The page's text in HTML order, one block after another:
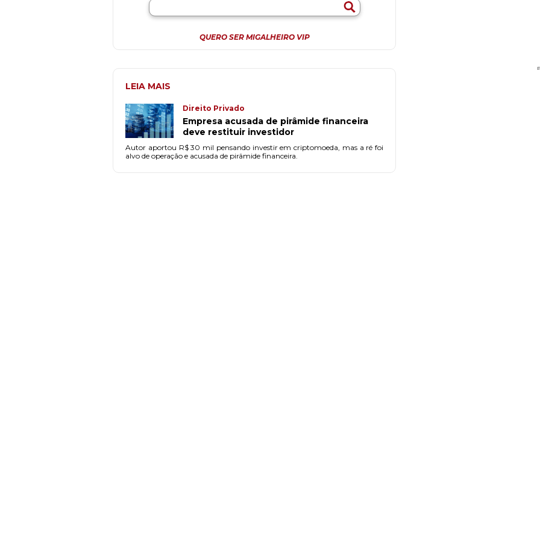
QUERO SER MIGALHEIRO VIP
LEIA MAIS
Direito Privado
Empresa acusada de pirâmide financeira
deve restituir investidor
Autor aportou R$ 30 mil pensando investir em criptomoeda, mas a ré foi
alvo de operação e acusada de pirâmide financeira.